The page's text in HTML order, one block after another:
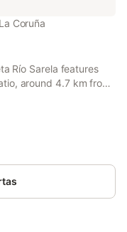
Coruña
Río Sarela features
around 4.7 km from
property offers access
free WiFi.